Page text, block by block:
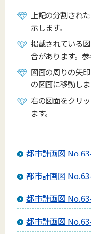
上記の分割され
示します。
掲載されている
合があります。
図面の周りの矢
の図面に移動しま
右の図面をクリ
ます。
都市計画図
都市計画図
都市計画図
都市計画図